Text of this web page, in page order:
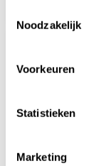
Noodzakelijk
Voorkeuren
Statistieken
Marketing